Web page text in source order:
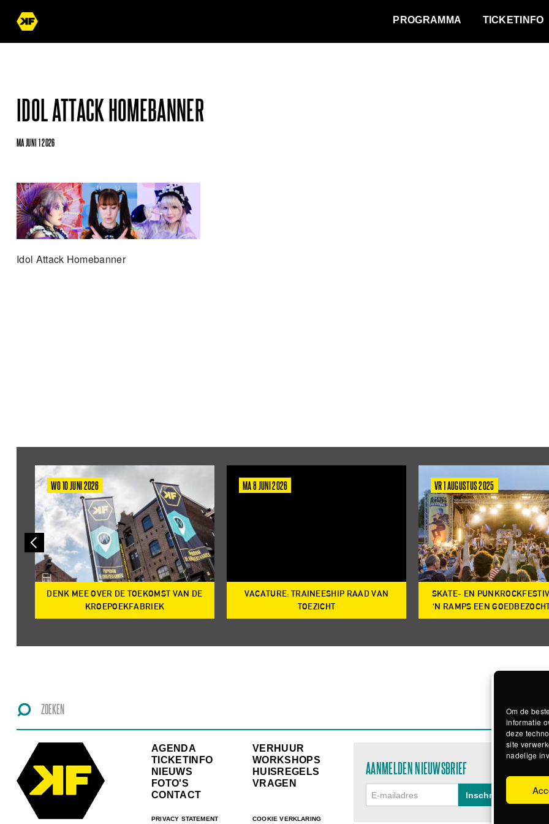
Om de
informatie
deze
site
nadelige
PROGRAMMA TICKETINFO
IDOL ATTACK HOMEBANNER
MA JUNI 1 2026
Idol Attack Homebanner
WO 10 JUNI 2026
DENK MEE OVER DE TOEKOMST VAN DE
KROEPOEKFABRIEK
MA 8 JUNI 2026
VACATURE: TRAINEESHIP RAAD VAN
TOEZICHT
VR 1 AUGUSTUS 2025
SKATE- EN
‘N RAMPS EEN
AGENDA
TICKETINFO
NIEUWS
FOTO'S
CONTACT
PRIVACY STATEMENT
VERHUUR
WORKSHOPS
HUISREGELS
VRAGEN
COOKIE VERKLARING
AANMELDEN NIEUWSBRIEF